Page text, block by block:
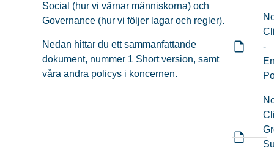
Social (hur vi värnar människorna) och
Governance (hur vi följer lagar och regler).
Nedan hittar du ett sammanfattande
dokument, nummer 1 Short version, samt
våra andra policys i koncernen.
-